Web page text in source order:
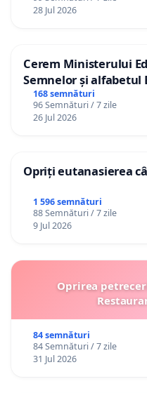
28 Jul 2026
Cerem Ministerului
Semnelor și alfabetul
Republica Moldova!
168 semnături
96 Semnături / 7 zile
26 Jul 2026
Opriți eutanasierea
1 596 semnături
88 Semnături / 7 zile
9 Jul 2026
Oprirea
84 semnături
84 Semnături / 7 zile
31 Jul 2026